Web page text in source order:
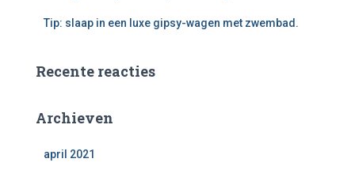
Tip: slaap in een luxe gipsy-wagen met zwembad.
Recente reacties
Archieven
april 2021